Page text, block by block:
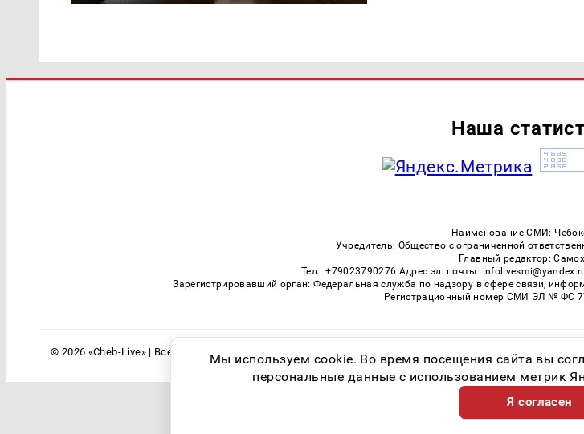
Наша
Наименование СМИ:
Учредитель: Общество с ограниченной
Главный редактор:
Тел.: +79023790276 Адрес эл. почты:
Зарегистрировавший орган: Федеральная служба по надзору в сфере связи,
Регистрационный номер СМИ ЭЛ № ФС
© 2026 «Cheb-Live» | Все права защищены Возрастная
Мы используем cookie. Во время посещения сайта вы
персональные данные с использованием метрик
Я согласен